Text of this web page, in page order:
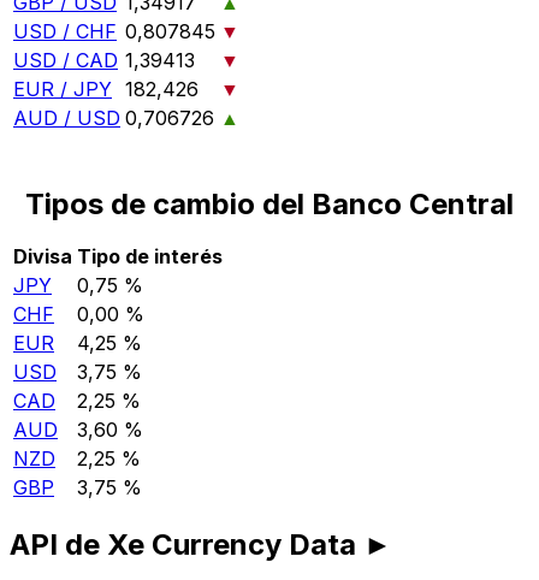
USD / CHF 0,807845 ▼
USD / CAD 1,39413
▼
EUR / JPY 182,426
▼
AUD / USD 0,706726 ▲
Tipos de cambio del Banco Central
Divisa Tipo de interés
JPY
0,75 %
CHF
0,00 %
EUR
4,25 %
USD
3,75 %
CAD
2,25 %
AUD
3,60 %
NZD
2,25 %
GBP
3,75 %
API de Xe Currency Data ►